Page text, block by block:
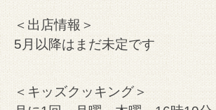
＜出店情報＞
5月以降はまだ未定です
＜キッズクッキング＞